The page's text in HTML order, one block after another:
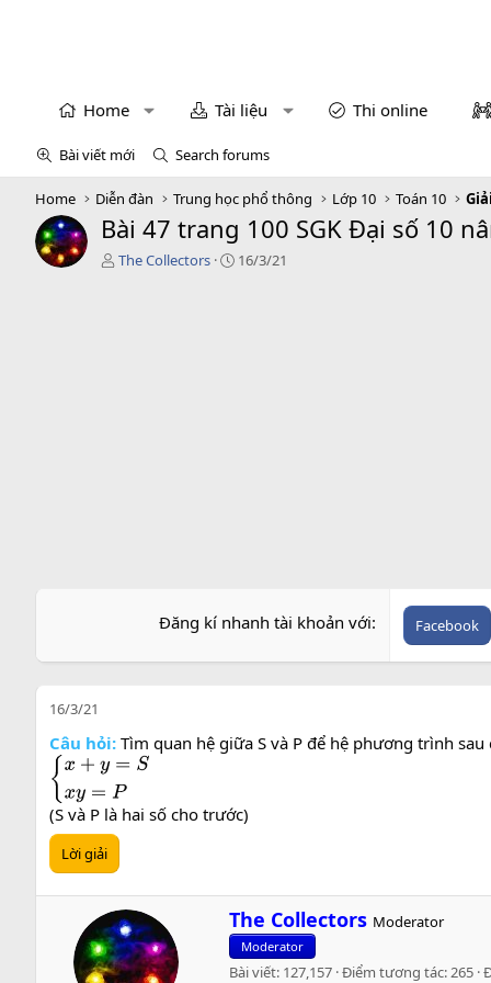
Home Tài liệu Thi online
Bài viết mới Search forums
Home Diễn đàn Trung học phổ thông Lớp 10 Toán 10
Bài 47 trang 100 SGK Đại số 10
T
The Collectors
C16/3/21
Đăng kí nhanh tài khoản với Facebook
16/3/21
Câu hỏi: Tìm quan hệ giữa S và P để hệ phương trình sau
{x = Sx
(S và P là hai số cho trước)
Lời giải
W
r
i
t
The Collectors Moderator
Moderator
Bài viết 127,157 Điểm tương tác 265